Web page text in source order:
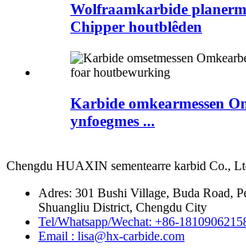
Wolfraamkarbide
Chipper houtblêden
Karbide omkearmessen
ynfoegmes ...
Chengdu HUAXIN sementearre karbid Co.,
Adres: 301 Bushi Village, Buda Road,
Shuangliu District, Chengdu City
Tel/Whatsapp/Wechat: +86-
Email : lisa@hx-carbide.com